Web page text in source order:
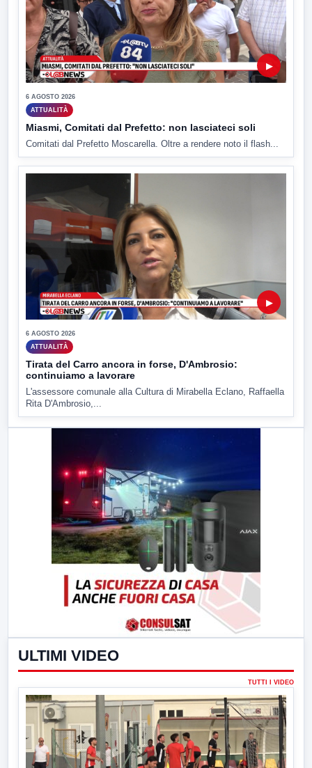
▶
6 AGOSTO 2026
ATTUALITÀ
Miasmi, Comitati dal Prefetto: non lasciateci soli
Comitati dal Prefetto Moscarella. Oltre a rendere noto il flash...
▶
6 AGOSTO 2026
ATTUALITÀ
Tirata del Carro ancora in forse, D'Ambrosio:
continuiamo a lavorare
L'assessore comunale alla Cultura di Mirabella Eclano, Raffaella
Rita D'Ambrosio,...
ULTIMI VIDEO
TUTTI I VIDEO